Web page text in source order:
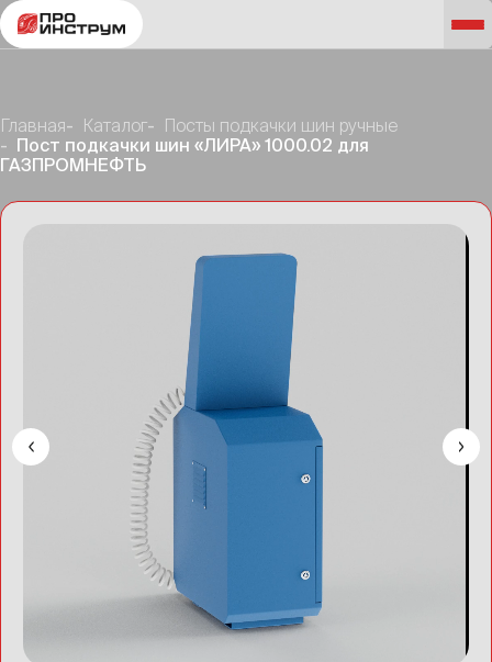
Главная Каталог
Посты подкачки шин ручные
Пост подкачки шин «ЛИРА» 1000.02 для
ГАЗПРОМНЕФТЬ